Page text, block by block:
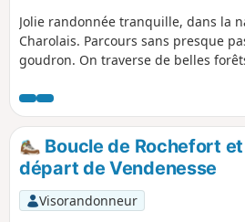
Jolie randonnée tranquille, dans la
Charolais. Parcours sans presque
goudron. On traverse de belles
à mi-parcours pourquoi ne pas
centre équestre. Nota : Beaucoup
randonnée en prenant une carte
Boucle de Rochefort
départ de Vendenesse
Visorandonneur